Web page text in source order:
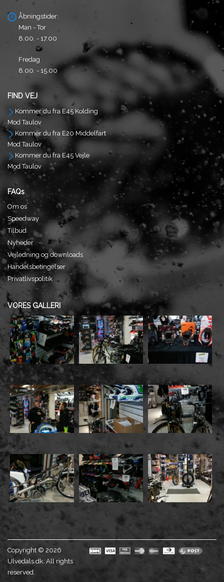
Åbningstider:
Man - Tor
8.00. - 17.00
Fredag
8.00. - 15.00
FIND VEJ
Kommer du fra E45 Kolding
Mod Taulov
Kommer du fra E20 Middelfart
Mod Taulov
Kommer du fra E45 Vejle
Mod Taulov
FAQs
Om os
Speedway
Tilbud
Nyheder
Vejledning og downloads
Handelsbetingelser
Privatlivspolitik
VORES GALLERI
Copyright © 2026
Ulvedals.dk. All rights
reserved.